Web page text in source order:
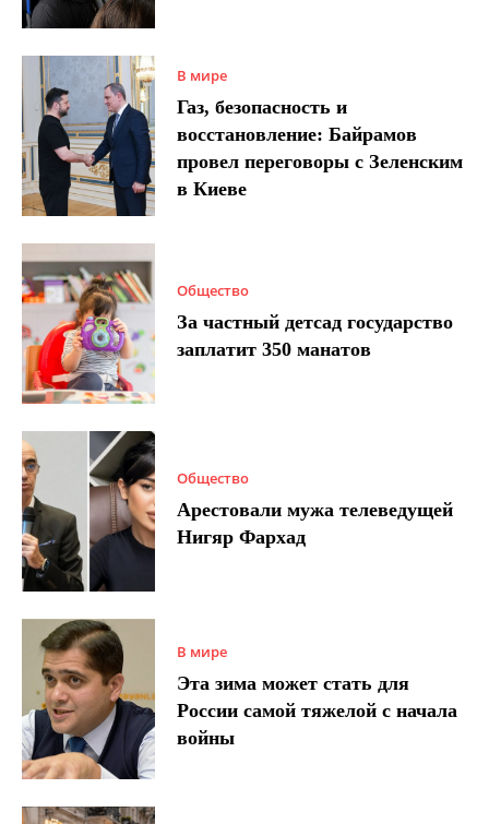
В мире
Газ, безопасность и
восстановление: Байрамов
провел переговоры с Зеленским
в Киеве
Общество
За частный детсад государство
заплатит 350 манатов
Общество
Арестовали мужа телеведущей
Нигяр Фархад
В мире
Эта зима может стать для
России самой тяжелой с начала
войны